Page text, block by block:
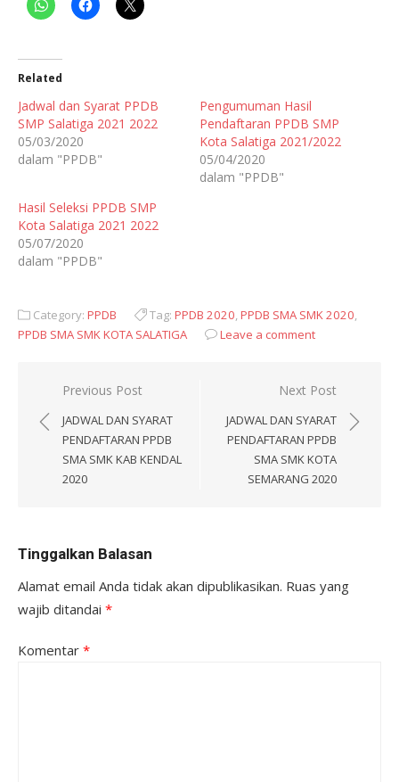
Related
Jadwal dan Syarat PPDB
SMP Salatiga 2021 2022
05/03/2020
dalam "PPDB"
Pengumuman Hasil
Pendaftaran PPDB SMP
Kota Salatiga 2021/2022
05/04/2020
dalam "PPDB"
Hasil Seleksi PPDB SMP
Kota Salatiga 2021 2022
05/07/2020
dalam "PPDB"
Category: PPDB Tag: PPDB 2020,PPDB SMA SMK 2020,
PPDB SMA SMK KOTA SALATIGA
Leave a comment
Navigasi
pos
Previous Post
JADWAL DAN SYARAT
PENDAFTARAN PPDB
SMA SMK KAB KENDAL
2020
Next Post
JADWAL DAN SYARAT
PENDAFTARAN PPDB
SMA SMK KOTA
SEMARANG 2020
Tinggalkan Balasan
Alamat email Anda tidak akan dipublikasikan. Ruas yang
wajib ditandai *
Komentar *